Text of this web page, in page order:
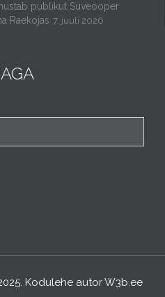
publikut Suveooper
Raekojas 7. juuli 2026
Kodulehe autorW3b.ee